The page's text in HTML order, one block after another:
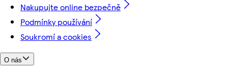
Nakupujte online bezpečně
Podmínky používání
Soukromí a cookies
O nás